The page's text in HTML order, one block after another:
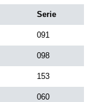
Serie
091
098
153
060